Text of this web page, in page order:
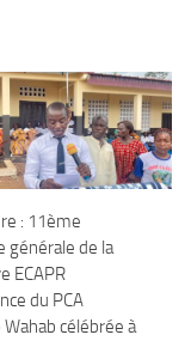
: 11ème
générale de la
ECAPR
du PCA
célébrée à